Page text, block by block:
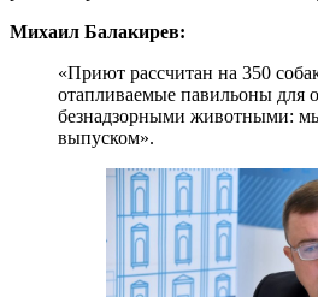
Михаил Балакирев:
«Приют рассчитан на 350
отапливаемые павильоны для
безнадзорными животными:
выпуском».